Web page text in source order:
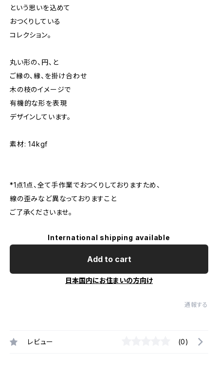
という思いを込めて
おつくりしている
コレクション。
丸い形の、円、と
ご縁の、縁、を掛け合わせ
木の枝のイメージで
有機的な形を表現
デザインしています。
素材: 14kgf
*1点1点、全て手作業でおつくりしておりますため、
線の歪みなど異なっておりますこと
ご了承くださいませ。
International shipping available
Add to cart
日本国内にお住まいの方向け
通報する
レビュー (0)